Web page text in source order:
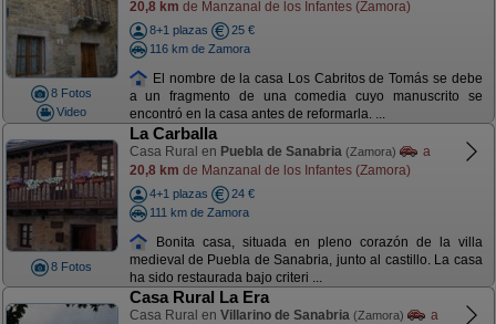
8 Fotos
Video
20,8 km de Manzanal de los Infantes (Zamora)
8+1 plazas
25 €
116 km de Zamora
El nombre de la casa Los Cabritos de Tomás se debe
a un fragmento de una comedia cuyo manuscrito se
encontró en la casa antes de reformarla. ...
8 Fotos
La Carballa
Casa Rural en Puebla de Sanabria (Zamora)
a
20,8 km de Manzanal de los Infantes (Zamora)
4+1 plazas
24 €
111 km de Zamora
Bonita casa, situada en pleno corazón de la villa
medieval de Puebla de Sanabria, junto al castillo. La casa
ha sido restaurada bajo criteri ...
Casa Rural La Era
Casa Rural en Villarino de Sanabria (Zamora)
a